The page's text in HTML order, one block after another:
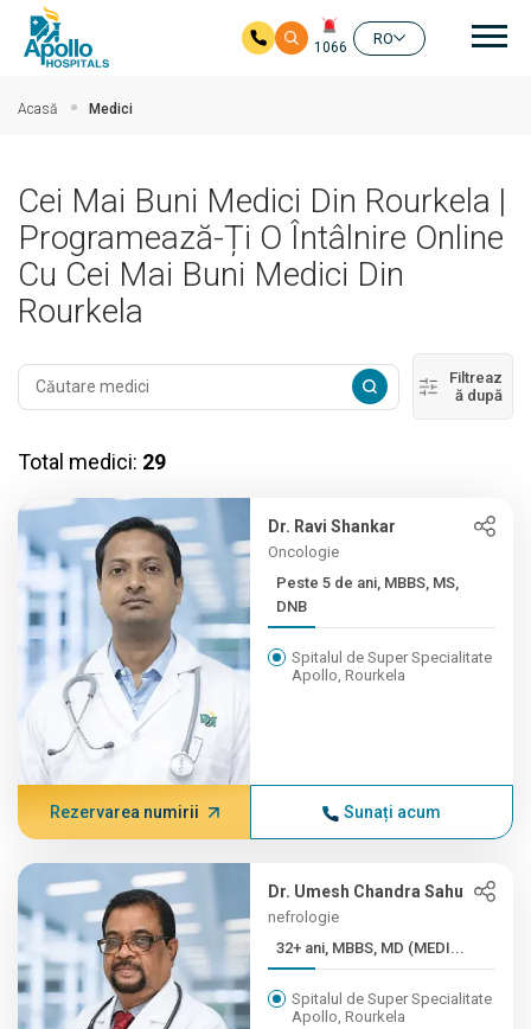
1066
RO
Acasă Medici
Cei Mai Buni Medici Din Rourkela |
Programează-Ți O Întâlnire Online
Cu Cei Mai Buni Medici Din
Rourkela
Filtreaz
ă după
Total medici: 29
Dr. Ravi Shankar
Oncologie
Peste 5 de ani, MBBS, MS,
DNB
Spitalul de Super Specialitate
Apollo, Rourkela
Rezervarea numirii Sunați acum
Dr. Umesh Chandra Sahu
nefrologie
32+ ani, MBBS, MD (MEDI...
Spitalul de Super Specialitate
Apollo, Rourkela